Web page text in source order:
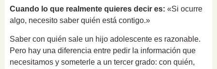
Cuando lo que realmente quieres decir es: «Si ocurre
algo, necesito saber quién está contigo.»
Saber con quién sale un hijo adolescente es razonable.
Pero hay una diferencia entre pedir la información que
necesitamos y someterle a un tercer grado: con quién,